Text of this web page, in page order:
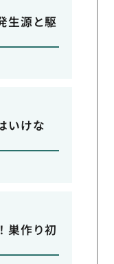
生源と駆
いけな
巣作り初